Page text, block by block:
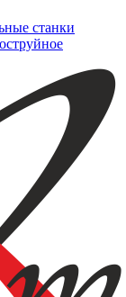
станки